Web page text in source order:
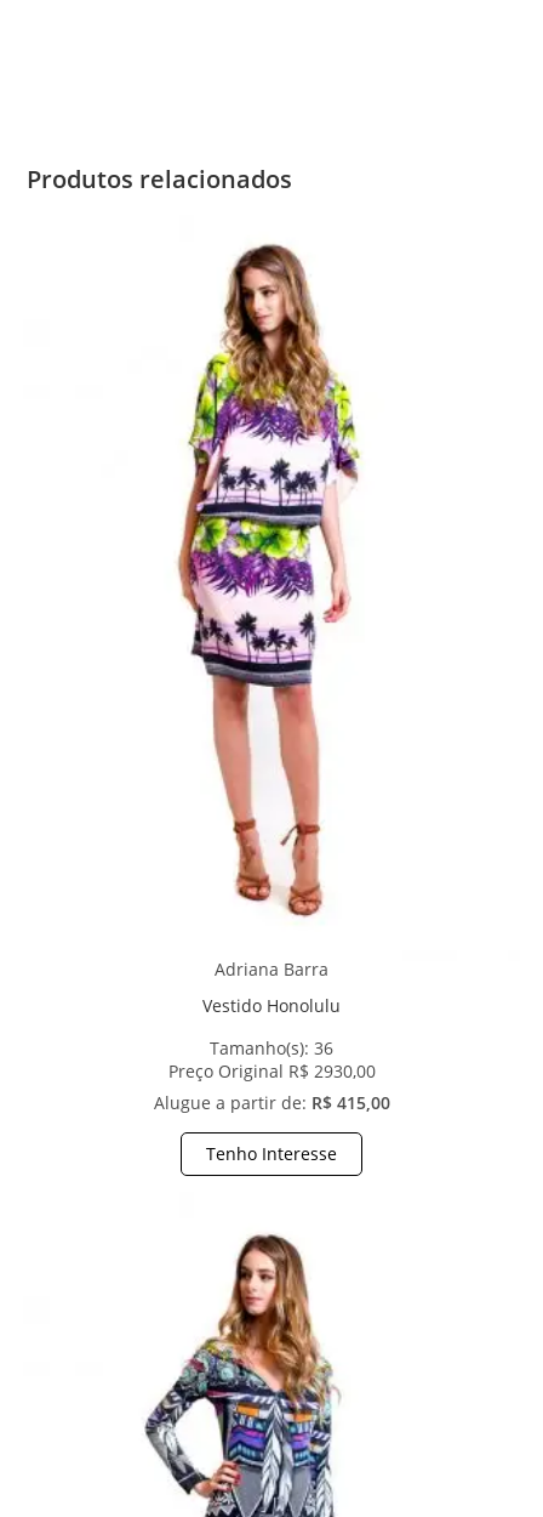
Produtos relacionados
Adriana Barra
Vestido Honolulu
Tamanho(s): 36
Preço Original R$ 2930,00
Alugue a partir de: R$ 415,00
Tenho Interesse